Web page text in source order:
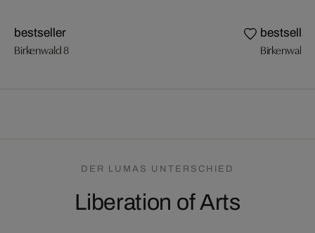
bestseller
Birkenwald 8
bestseller
Birkenwald 7
DER LUMAS UNTERSCHIED
Liberation of Arts